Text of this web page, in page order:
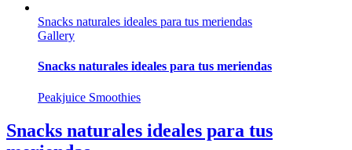
Snacks naturales ideales para tus meriendas
Gallery
Snacks naturales ideales para tus meriendas
Peakjuice Smoothies
Snacks naturales ideales para tus